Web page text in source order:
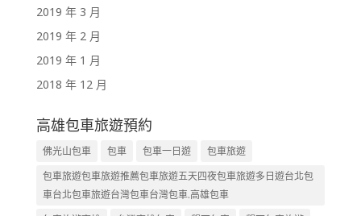
2019 年 3 月
2019 年 2 月
2019 年 1 月
2018 年 12 月
高雄包車旅遊預約
佛光山包車 包車 包車一日遊
包車旅遊
包車旅遊包車旅遊推薦包車旅遊五天四夜包車旅遊多日遊台北包
車台北包車旅遊台灣包車台灣包車.高雄包車